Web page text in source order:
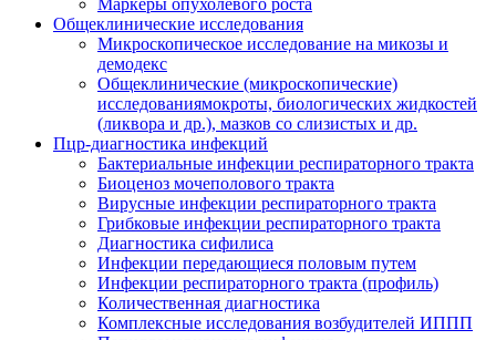
Общеклинические исследования
Микроскопическое исследование на микозы и
демодекс
Общеклинические (микроскопические)
исследованиямокроты, биологических жидкостей
(ликвора и др.), мазков со слизистых и др.
Пцр-диагностика инфекций
Бактериальные инфекции респираторного тракта
Биоценоз мочеполового тракта
Вирусные инфекции респираторного тракта
Грибковые инфекции респираторного тракта
Диагностика сифилиса
Инфекции передающиеся половым путем
Инфекции респираторного тракта (профиль)
Количественная диагностика
Комплексные исследования возбудителей ИППП